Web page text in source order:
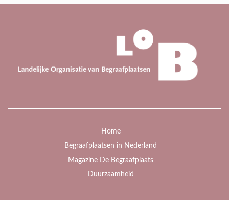
Home
Begraafplaatsen in Nederland
Magazine De Begraafplaats
Duurzaamheid